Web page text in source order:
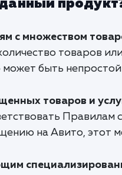
с множеством
товаров
быть непростой
товаров и
Правилам
на Авито, этот